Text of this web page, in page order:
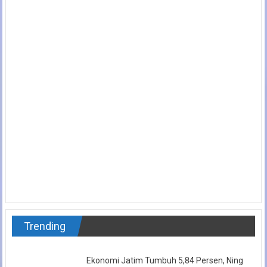
Trending
Ekonomi Jatim Tumbuh 5,84 Persen, Ning